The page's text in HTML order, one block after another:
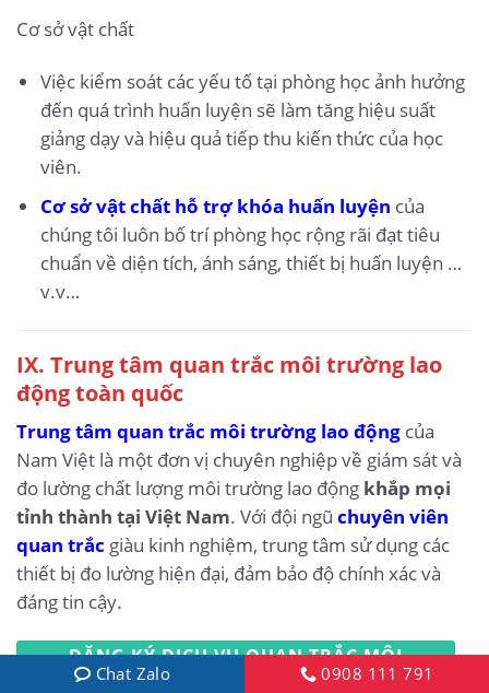
Cơ sở vật chất
Việc kiểm soát các yếu tố tại phòng học ảnh hưởng
đến quá trình huấn luyện sẽ làm tăng hiệu suất
giảng dạy và hiệu quả tiếp thu kiến thức của học
viên.
Cơ sở vật chất hỗ trợ khóa huấn luyện của
chúng tôi luôn bố trí phòng học rộng rãi đạt tiêu
chuẩn về diện tích, ánh sáng, thiết bị huấn luyện …
v.v…
IX. Trung tâm quan trắc môi trường lao
động toàn quốc
Trung tâm quan trắc môi trường lao động của
Nam Việt là một đơn vị chuyên nghiệp về giám sát và
đo lường chất lượng môi trường lao động khắp mọi
tỉnh thành tại Việt Nam. Với đội ngũ chuyên viên
quan trắc giàu kinh nghiệm, trung tâm sử dụng các
thiết bị đo lường hiện đại, đảm bảo độ chính xác và
đáng tin cậy.
ĐĂNG KÝ DỊCH VỤ QUAN TRẮC MÔI
TRƯỜNG LAO ĐỘNG
Chat Zalo 0908 111 791